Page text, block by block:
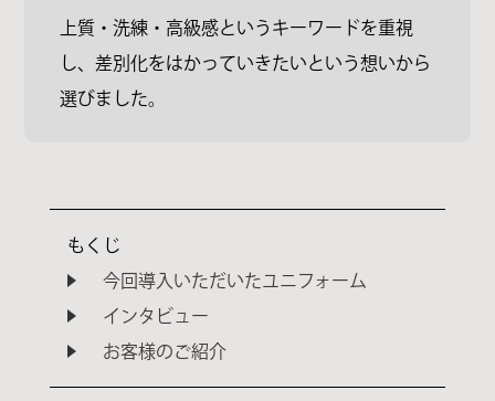
上質・洗練・高級感というキーワードを重視
し、差別化をはかっていきたいという想いから
選びました。
もくじ
今回導入いただいたユニフォーム
インタビュー
お客様のご紹介